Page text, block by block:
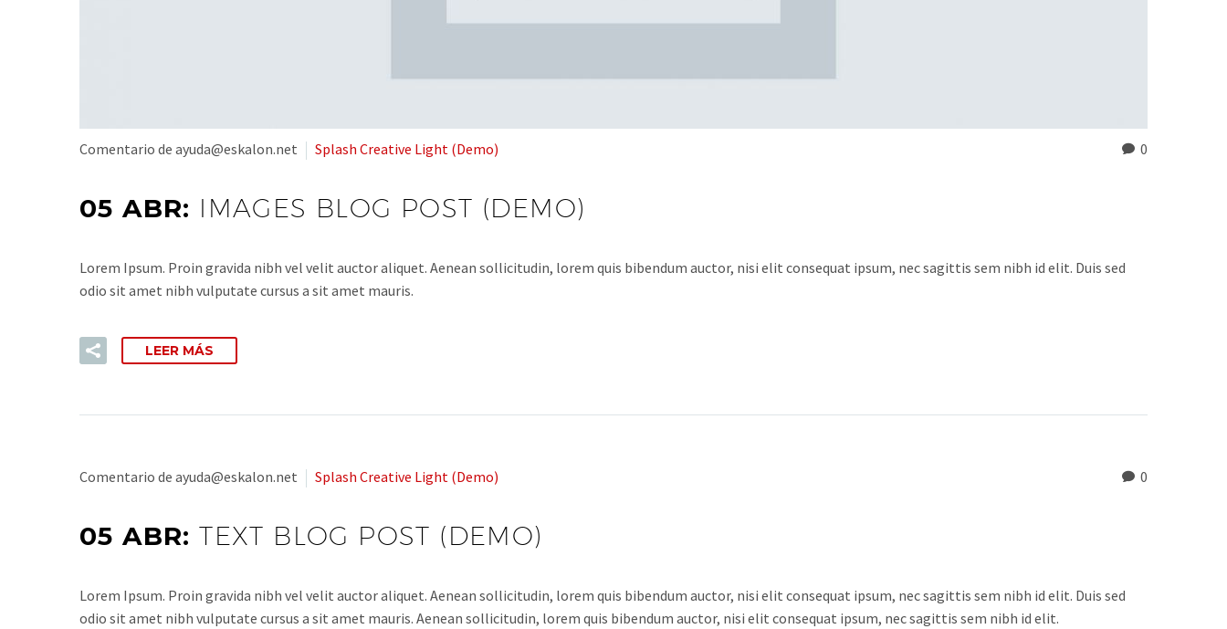
0
Comentario de ayuda@eskalon.net Splash Creative Light (Demo)
05 ABR: IMAGES BLOG POST (DEMO)
Lorem Ipsum. Proin gravida nibh vel velit auctor aliquet. Aenean sollicitudin, lorem quis bibendum auctor, nisi elit consequat ipsum, nec sagittis sem nibh id elit. Duis sed
odio sit amet nibh vulputate cursus a sit amet mauris.
LEER MÁS
0
Comentario de ayuda@eskalon.net Splash Creative Light (Demo)
05 ABR:TEXT BLOG POST (DEMO)
Lorem Ipsum. Proin gravida nibh vel velit auctor aliquet. Aenean sollicitudin, lorem quis bibendum auctor, nisi elit consequat ipsum, nec sagittis sem nibh id elit. Duis sed
odio sit amet nibh vulputate cursus a sit amet mauris. Aenean sollicitudin, lorem quis bibendum auctor, nisi elit consequat ipsum, nec sagittis sem nibh id elit.